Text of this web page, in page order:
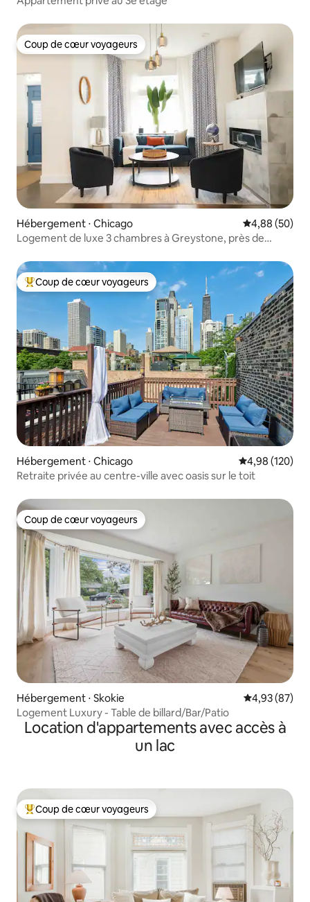
Coup de cœur voyageurs
Coup de cœur voyageurs
Hébergement ⋅ Chicago Évaluation
4,88 (50)
Logement de luxe 3 chambres à Greystone, près de
Coups de cœur voyageurs les plus appréciés
Coup de cœur voyageurs
Hébergement ⋅ Chicago Évaluation
4,98 (120)
Retraite privée au centre-ville avec oasis sur le toit
Coup de cœur voyageurs
Coup de cœur voyageurs
Hébergement ⋅ Skokie Évaluation
4,93 (87)
Logement Luxury - Table de billard/Bar/Patio
Location d'appartements avec accès à
un lac
Coups de cœur voyageurs les plus appréciés
Coup de cœur voyageurs